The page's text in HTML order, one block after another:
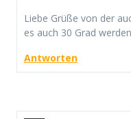
Liebe Grüße von der
es auch 30 Grad
Antworten